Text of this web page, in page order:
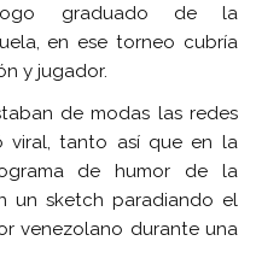
graduado de la
en ese torneo cubría
y jugador.
de modas las redes
viral, tanto así que en la
de humor de la
un sketch paradiando el
venezolano durante una